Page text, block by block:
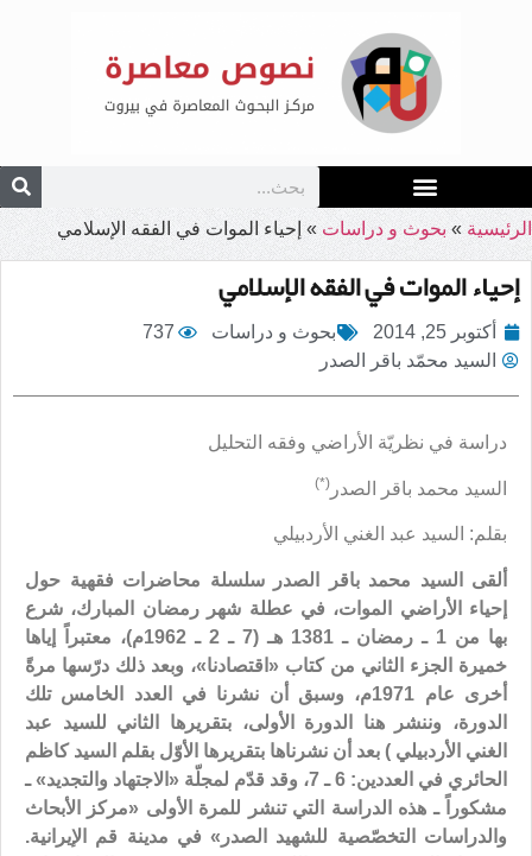
الرئيسية » بحوث و دراسات » إحياء الموات في الفقه الإسلامي
إحياء الموات في الفقه الإسلامي
أكتوبر 25, 2014 بحوث و دراسات
737
السيد محمّد باقر الصدر
دراسة في نظريّة الأراضي وفقه التحليل
السيد محمد باقر الصدر (*)
بقلم: السيد عبد الغني الأردبيلي
ألقى السيد محمد باقر الصدر سلسلة محاضرات فقهية حول
إحياء الأراضي الموات، في عطلة شهر رمضان المبارك، شرع
بها من 1 ـ رمضان ـ 1381 هـ (7 ـ 2 ـ 1962م)، معتبراً إياها
خميرة الجزء الثاني من كتاب «اقتصادنا»، وبعد ذلك درّسها مرةً
أخرى عام 1971م، وسبق أن نشرنا في العدد الخامس تلك
الدورة، وننشر هنا الدورة الأولى، بتقريرها الثاني للسيد عبد
الغني الأردبيلي ) بعد أن نشرناها بتقريرها الأوّل بقلم السيد كاظم
الحائري في العددين: 6 ـ 7، وقد قدّم لمجلّة «الاجتهاد والتجديد» ـ
مشكوراً ـ هذه الدراسة التي تنشر للمرة الأولى «مركز الأبحاث
والدراسات التخصّصية للشهيد الصدر» في مدينة قم الإيرانية.